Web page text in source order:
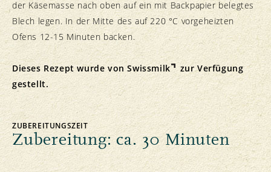
der Käsemasse nach oben auf ein mit Backpapier belegtes
Blech legen. In der Mitte des auf 220 °C vorgeheizten
Ofens 12-15 Minuten backen.
Dieses Rezept wurde vonSwissmilk
zur Verfügung
gestellt.
ZUBEREITUNGSZEIT
Zubereitung: ca. 30 Minuten